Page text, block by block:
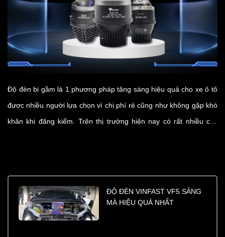
Độ đèn bi gầm là 1 phương pháp tăng sáng hiệu quả cho xe ô tô
được nhiều người lựa chọn vì chi phí rẻ cũng như không gặp khó
khăn khi đăng kiểm. Trên thị trường hiện nay có rất nhiều các
ĐỘ ĐÈN VINFAST VF5 SÁNG
MÀ HIỆU QUẢ NHẤT